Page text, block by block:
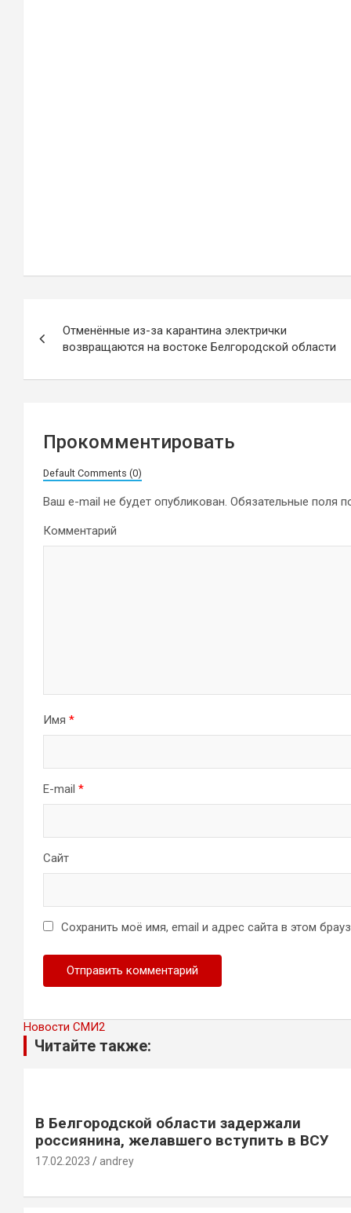
по
записям
Отменённые из-за карантина электрички
возвращаются на востоке Белгородской области
Прокомментировать
Default Comments (0)
Ваш e-mail не будет опубликован. Обязательные поля
Комментарий
Имя *
E-mail *
Сайт
Сохранить моё имя, email и адрес сайта в этом
Новости СМИ2
Читайте также:
В Белгородской области задержали
россиянина, желавшего вступить в ВСУ
17.02.2023 andrey